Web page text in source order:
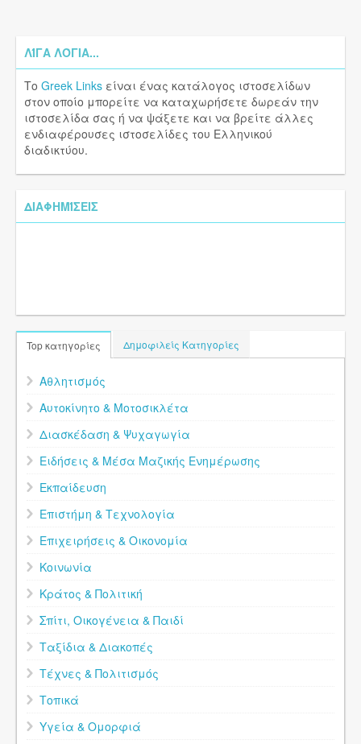
ΛΊΓΑ ΛΌΓΙΑ...
Το Greek Links είναι ένας κατάλογος ιστοσελίδων
στον οποίο μπορείτε να καταχωρήσετε δωρεάν την
ιστοσελίδα σας ή να ψάξετε και να βρείτε άλλες
ενδιαφέρουσες ιστοσελίδες του Ελληνικού
διαδικτύου.
ΔΙΑΦΗΜΊΣΕΙΣ
Top κατηγορίες Δημοφιλείς Κατηγορίες
Αθλητισμός
Αυτοκίνητο & Μοτοσικλέτα
Διασκέδαση & Ψυχαγωγία
Ειδήσεις & Μέσα Μαζικής Ενημέρωσης
Εκπαίδευση
Επιστήμη & Τεχνολογία
Επιχειρήσεις & Οικονομία
Κοινωνία
Κράτος & Πολιτική
Σπίτι, Οικογένεια & Παιδί
Ταξίδια & Διακοπές
Τέχνες & Πολιτισμός
Τοπικά
Υγεία & Ομορφιά